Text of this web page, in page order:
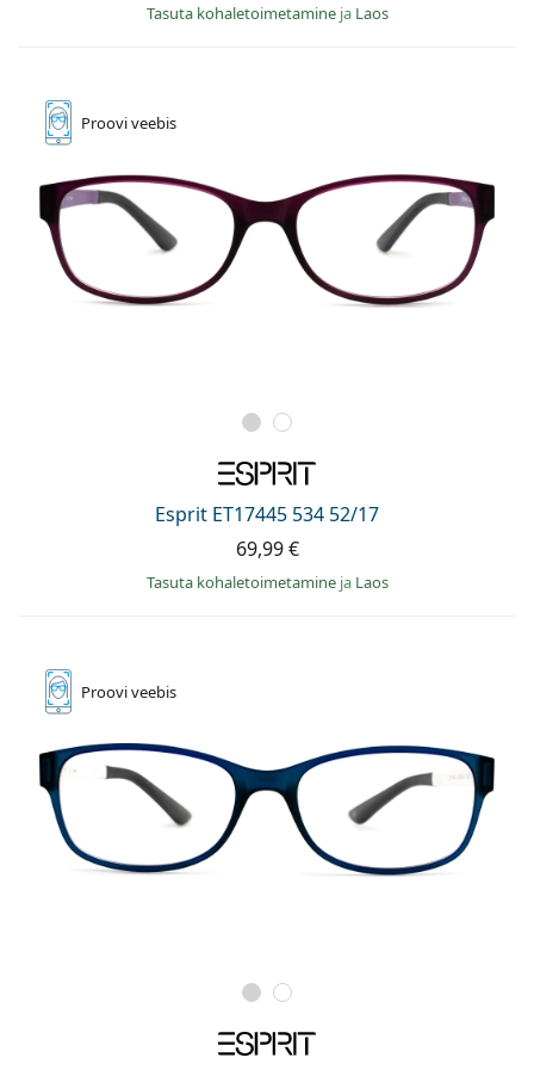
Tasuta kohaletoimetamine ja Laos
Prooviveebis
Esprit ET17445 534 52/17
69,99 €
Tasuta kohaletoimetamine ja Laos
Prooviveebis